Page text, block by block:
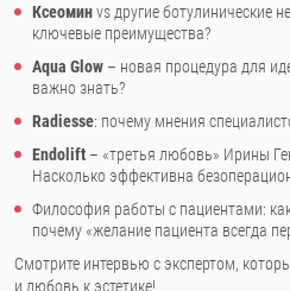
Ксеоминvs другие ботулинические
ключевые преимущества?
Aqua Glow – новая процедура для
важно знать?
Radiesse: почему мнения
Endolift – «третья любовь» Ирины
Насколько эффективна
Философия работы с пациентами:
почему «желание пациента всегда
Смотрите интервью с экспертом,
и любовь к эстетике!